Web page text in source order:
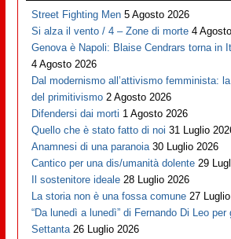
Street Fighting Men 5 Agosto 2026
Si alza il vento / 4 – Zone di morte 4
Genova è Napoli: Blaise Cendrars torna in
4 Agosto 2026
Dal modernismo all’attivismo femminista:
del primitivismo 2 Agosto 2026
Difendersi dai morti 1 Agosto 2026
Quello che è stato fatto di noi 31 Luglio
Anamnesi di una paranoia 30 Luglio 2026
Cantico per una dis/umanità dolente 29
Il sostenitore ideale 28 Luglio 2026
La storia non è una fossa comune 27
“Da lunedì a lunedì” di Fernando Di Leo
Settanta 26 Luglio 2026